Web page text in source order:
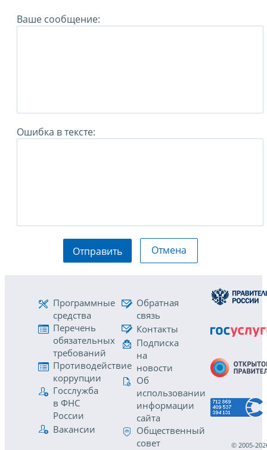
Ваше сообщение:
Ошибка в тексте:
Отправить Отмена
Программные
средства
Перечень
обязательных
требований
Противодействие
коррупции
Госслужба
в ФНС
России
Вакансии
Обратная
связь
Контакты
Подписка
на
новости
Об
использовании
информации
сайта
Общественный
совет
© 2005-